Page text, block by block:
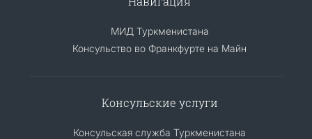
МИД Туркменистана
Консульство во Франкфурте на Майн
Консульские услуги
Консульская служба Туркменистана